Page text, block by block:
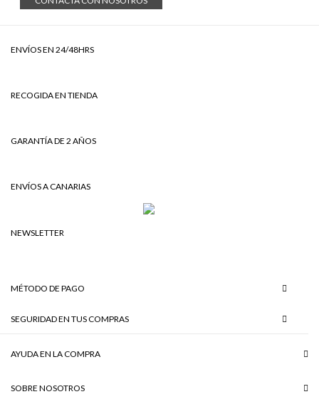
ENVÍOS EN 24/48HRS
RECOGIDA EN TIENDA
GARANTÍA DE 2 AÑOS
ENVÍOS A CANARIAS
NEWSLETTER
MÉTODO DE PAGO
SEGURIDAD EN TUS COMPRAS
AYUDA EN LA COMPRA
SOBRE NOSOTROS